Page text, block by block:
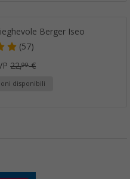
Berger Iseo
(57)
22,99€
disponibili